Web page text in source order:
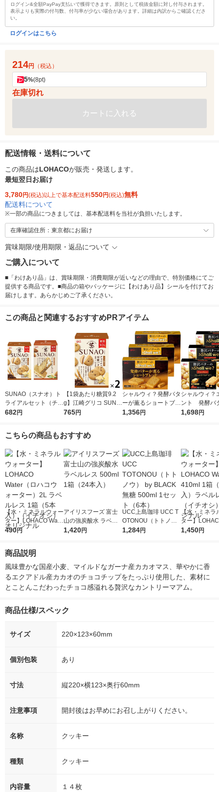
ログイン&全額PayPay支払いで獲得できます。原則として税抜金額に対し付与されます。
表示よりも実際の付与数、付与率が少ない場合があります。詳細は内訳からご確認くださ
い。
ログインはこちら
214円 （税込）
5%(8pt)
在庫切れ
カートに入れる
配送情報・送料について
この商品はLOHACOが販売・発送します。
最短翌日お届け
3,780円(税込)以上で基本配送料550円(税込)無料
配送料について
※一部の商品につきましては、基本配送料を当社が負担いたします。
在庫確認住所：東京都にお届け
賞味期限/使用期限・返品について
ご購入について
■「わけあり品」は、賞味期限・消費期限が近いなどの理由で、特別価格にてご
提供する商品です。■商品の箱やパッケージに【わけあり品】シールを付けてお
届けします。あらかじめご了承ください。
この商品と関連するおすすめPRアイテム
SUNAO（スナオ）ト
ライアルセット（チョ
コチップ、アーモンド
リコ クッキー ロカ
682円
【1袋あたり糖質9.2
g】江崎グリコ SUNA
O（スナオ）ビスケッ
糖質 糖質オフ
765円
シャルウィ？発酵バタ
ーが薫るショートブレ
ッド 3箱 江崎グリ
1,356円
シャルウィ？
ント 発酵バ
箱 江崎グリ
1,698円
こちらの商品もおすすめ
【水・ミネラルウォー
ター】LOHACO Wate
r（ロハコウォータ
シ） オリジナル
490円
アイリスフーズ 富士
山の強炭酸水 ラベル
レス 500ml 1箱（24
1,420円
UCC上島珈琲 UCC T
OTONOU（トトノ
ウ） by BLACK無糖 5
1,284円
【水・ミネラ
ター】
r 410ml 1箱（
1,450円
商品説明
風味豊かな国産小麦、マイルドなガーナ産カカオマス、華やかに香
るエクアドル産カカオのチョコチップをたっぷり使用した、素材に
とことんこだわったチョコ感溢れる贅沢なカントリーマアム。
商品仕様/スペック
サイズ 220×123×60mm
個別包装 あり
寸法 縦220×横123×奥行60mm
注意事項 開封後はお早めにお召し上がりください。
名称 クッキー
種類 クッキー
内容量 １４枚